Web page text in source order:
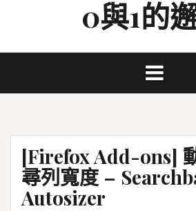
0與1的
[Firefox Add-ons]
尋列寬度 –
Autosizer